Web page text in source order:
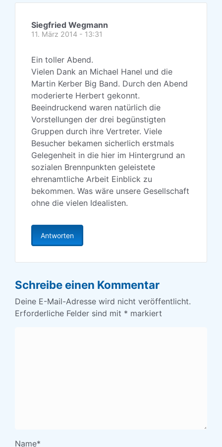
Siegfried Wegmann
11. März 2014 - 13:31
Ein toller Abend.
Vielen Dank an Michael Hanel und die
Martin Kerber Big Band. Durch den Abend
moderierte Herbert gekonnt.
Beeindruckend waren natürlich die
Vorstellungen der drei begünstigten
Gruppen durch ihre Vertreter. Viele
Besucher bekamen sicherlich erstmals
Gelegenheit in die hier im Hintergrund an
sozialen Brennpunkten geleistete
ehrenamtliche Arbeit Einblick zu
bekommen. Was wäre unsere Gesellschaft
ohne die vielen Idealisten.
Antworten
Schreibe einen Kommentar
Deine E-Mail-Adresse wird nicht veröffentlicht.
Erforderliche Felder sind mit * markiert
Name*